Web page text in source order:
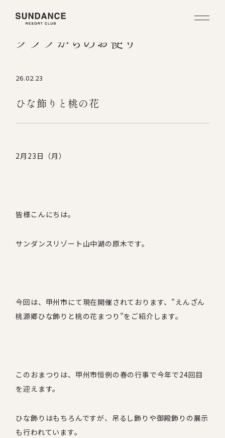
クラブからのお便り
26.02.23
ひな飾りと桃の花
2月 23 日（月）
皆様こんにちは。
サンダンスリゾート山中湖の原木です。
今回は、甲州市にて現在開催されております、”えんざん
桃源郷ひな飾りと桃の花まつり”をご紹介します。
このおまつりは、甲州市恒例の春の行事で今年で24回目
を迎えます。
ひな飾りはもちろんですが、吊るし飾りや御殿飾りの展示
も行われています。